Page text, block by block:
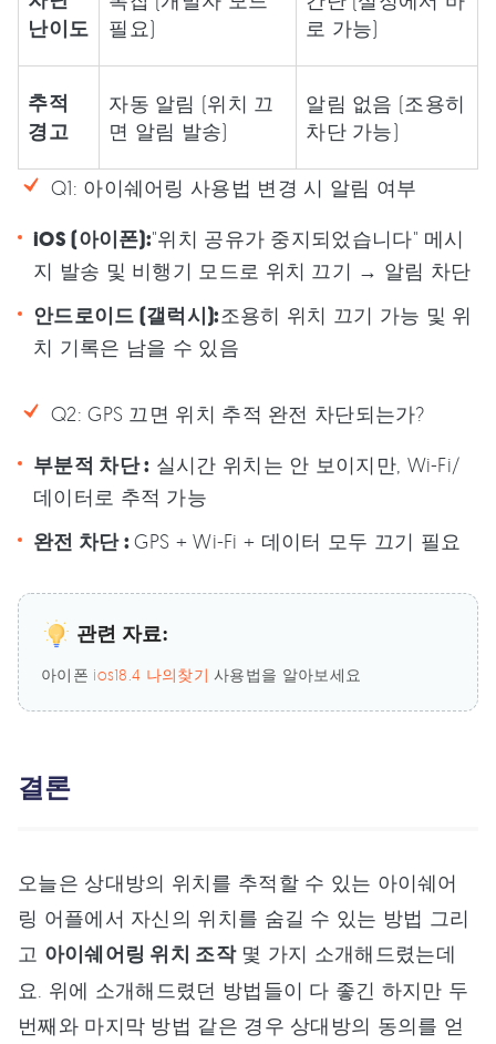
난이도
필요)
로 가능)
추적
경고
자동 알림 (위치 끄
면 알림 발송)
알림 없음 (조용히
차단 가능)
Q1: 아이쉐어링 사용법 변경 시 알림 여부
iOS (아이폰):"위치 공유가 중지되었습니다" 메시
지 발송 및 비행기 모드로 위치 끄기 → 알림 차단
안드로이드 (갤럭시):조용히 위치 끄기 가능 및 위
치 기록은 남을 수 있음
Q2: GPS 끄면 위치 추적 완전 차단되는가?
부분적 차단 : 실시간 위치는 안 보이지만, Wi-Fi/
데이터로 추적 가능
완전 차단 :GPS + Wi-Fi + 데이터 모두 끄기 필요
관련 자료:
아이폰 ios18.4 나의찾기 사용법을 알아보세요
결론
오늘은 상대방의 위치를 추적할 수 있는 아이쉐어
링 어플에서 자신의 위치를 숨길 수 있는 방법 그리
고 아이쉐어링 위치 조작몇 가지 소개해드렸는데
요. 위에 소개해드렸던 방법들이 다 좋긴 하지만 두
번째와 마지막 방법 같은 경우 상대방의 동의를 얻